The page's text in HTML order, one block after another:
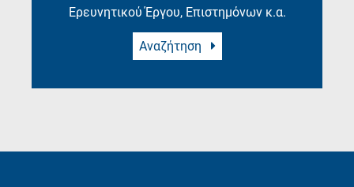
Ερευνητικού Έργου, Επιστημόνων κ.α.
Αναζήτηση